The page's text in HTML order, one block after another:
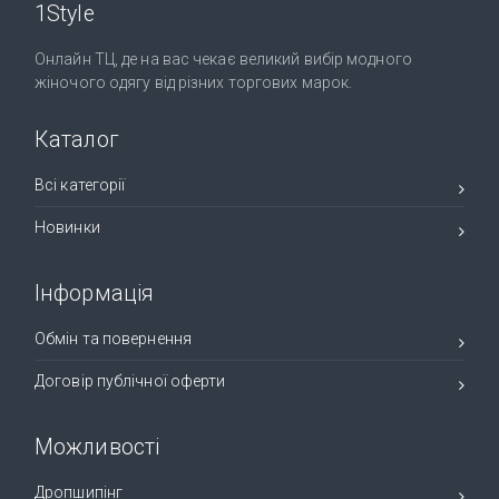
1Style
Онлайн ТЦ, де на вас чекає великий вибір модного
жіночого одягу від різних торгових марок.
Каталог
Всі категорії
Новинки
Інформація
Обмін та повернення
Договір публічної оферти
Можливості
Дропшипінг